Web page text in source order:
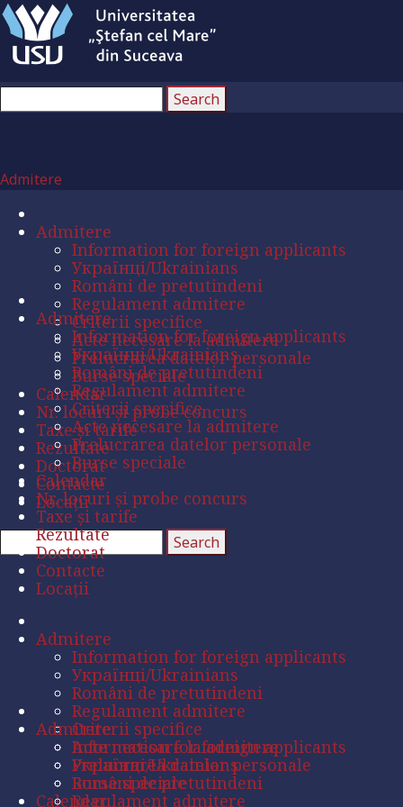
Admitere
Admitere
Information for foreign applicants
Українці/Ukrainians
Români de pretutindeni
Regulament admitere
Criterii specifice
Acte necesare la admitere
Prelucrarea datelor personale
Burse speciale
Calendar
Nr. locuri și probe concurs
Taxe și tarife
Rezultate
Doctorat
Contacte
Locații
Admitere
Information for foreign applicants
Українці/Ukrainians
Români de pretutindeni
Regulament admitere
Criterii specifice
Acte necesare la admitere
Prelucrarea datelor personale
Burse speciale
Calendar
Nr. locuri și probe concurs
Taxe și tarife
Rezultate
Doctorat
Contacte
Locații
Admitere
Information for foreign applicants
Українці/Ukrainians
Români de pretutindeni
Regulament admitere
Criterii specifice
Acte necesare la admitere
Prelucrarea datelor personale
Burse speciale
Calendar
Admitere
Information for foreign applicants
Українці/Ukrainians
Români de pretutindeni
Regulament admitere